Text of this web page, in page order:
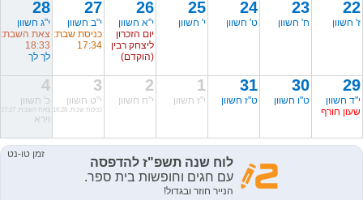
22
ז' חשוון
23
ח' חשוון
24
ט' חשוון
25
י' חשוון
26
י"א חשוון
יום הזכרון
ליצחק רבין
(הוקדם)
27
י"ב חשוון
כניסת שבת:
17:34
28
י"ג חשוון
צאת השבת:
18:33
לך לך
29
י"ד חשוון
שעון חורף
30
ט"ו חשוון
31
ט"ז חשוון
1
י"ז חשוון
2
י"ח חשוון
3
י"ט חשוון
כניסת שבת: 16:28
4
כ' חשוון
צאת השבת: 17:27
וירא